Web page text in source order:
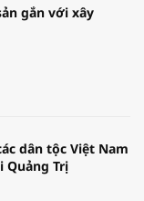
gắn với xây
dân tộc Việt Nam
Quảng Trị